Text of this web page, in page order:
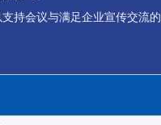
会议与满足企业宣传交流的